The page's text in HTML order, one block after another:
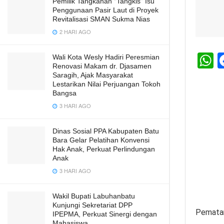
Penggunaan Pasir Laut di Proyek
Revitalisasi SMAN Sukma Nias
2 HARI AGO
Wali Kota Wesly Hadiri Peresmian
Renovasi Makam dr. Djasamen
Saragih, Ajak Masyarakat
Lestarikan Nilai Perjuangan Tokoh
Bangsa
3 HARI AGO
Dinas Sosial PPA Kabupaten Batu
Bara Gelar Pelatihan Konvensi
Hak Anak, Perkuat Perlindungan
Anak
3 HARI AGO
Wakil Bupati Labuhanbatu
Kunjungi Sekretariat DPP
IPEPMA, Perkuat Sinergi dengan
h